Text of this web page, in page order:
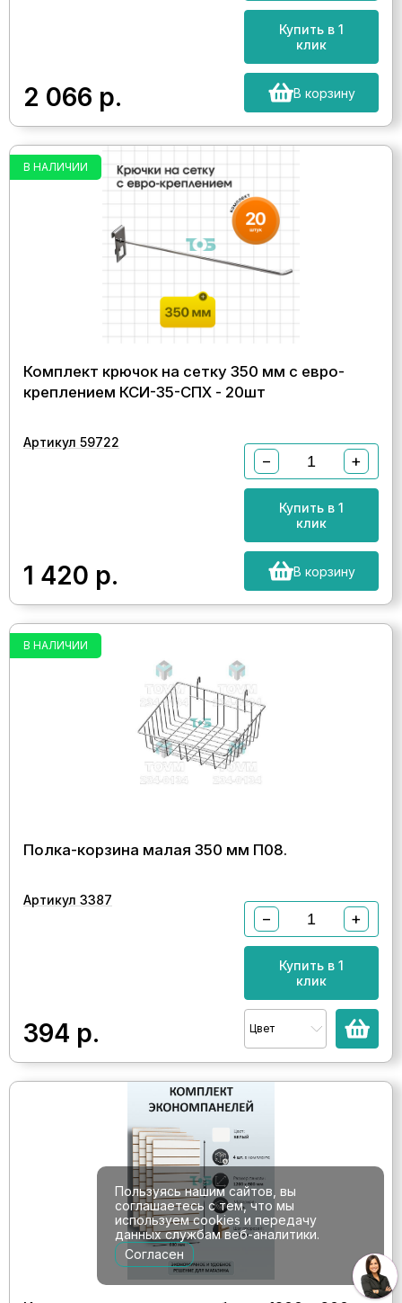
2 066 р.
Купить в 1
клик
В корзину
В НАЛИЧИИ
Комплект крючок на сетку 350 мм с евро-
креплением КСИ-35-СПХ - 20шт
Артикул 59722
1 420 р.
− +
Купить в 1
клик
В корзину
В НАЛИЧИИ
Полка-корзина малая 350 мм П08.
Артикул 3387
394 р.
− +
Купить в 1
клик
Цвет
Пользуясь нашим сайтов, вы
соглашаетесь с тем, что мы
используем cookies и передачу
данных службам веб-аналитики.
Согласен